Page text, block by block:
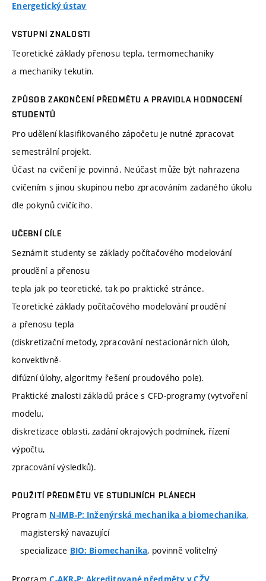
Energetický ústav
VSTUPNÍ ZNALOSTI
Teoretické základy přenosu tepla, termomechaniky
a mechaniky tekutin.
ZPŮSOB ZAKONČENÍ PŘEDMĚTU A PRAVIDLA HODNOCENÍ
STUDENTŮ
Pro udělení klasifikovaného zápočetu je nutné zpracovat
semestrální projekt.
Účast na cvičení je povinná. Neúčast může být nahrazena
cvičením s jinou skupinou nebo zpracováním zadaného úkolu
dle pokynů cvičícího.
UČEBNÍ CÍLE
Seznámit studenty se základy počítačového modelování
proudění a přenosu
tepla jak po teoretické, tak po praktické stránce.
Teoretické základy počítačového modelování proudění
a přenosu tepla
(diskretizační metody, zpracování nestacionárních úloh,
konvektivně-
difúzní úlohy, algoritmy řešení proudového pole).
Praktické znalosti základů práce s CFD-programy (vytvoření
modelu,
diskretizace oblasti, zadání okrajových podmínek, řízení
výpočtu,
zpracování výsledků).
POUŽITÍ PŘEDMĚTU VE STUDIJNÍCH PLÁNECH
Program N-IMB-P: Inženýrská mechanika a biomechanika,
magisterský navazující
specializace BIO: Biomechanika, povinně volitelný